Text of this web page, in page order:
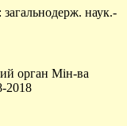
загальнодерж. наук.-
орган Мін-ва
2018